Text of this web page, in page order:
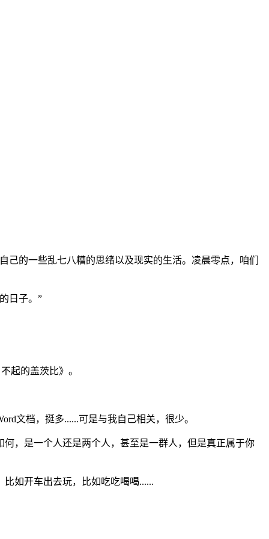
的一些乱七八糟的思绪以及现实的生活。凌晨零点，咱们
日子。”
起的盖茨比》。
文档，挺多......可是与我自己相关，很少。
，是一个人还是两个人，甚至是一群人，但是真正属于你
如开车出去玩，比如吃吃喝喝......